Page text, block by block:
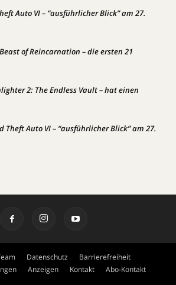
Auto VI – “ausführlicher Blick” am 27.
Beast of Reincarnation – die ersten 21
2: The Endless Vault – hat einen
Theft Auto VI – “ausführlicher Blick” am 27.
Datenschutz
Barrierefreiheit
Anzeigen Kontakt Abo-Kontakt